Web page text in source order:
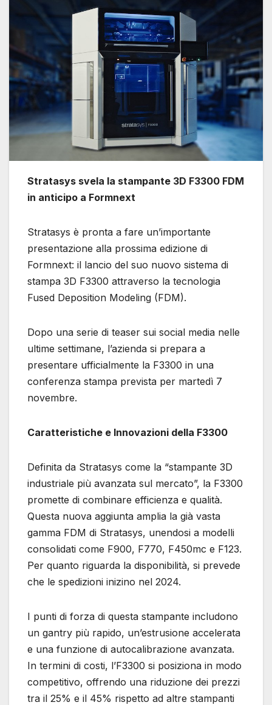
Stratasys svela la stampante 3D F3300 FDM
in anticipo a Formnext
Stratasys è pronta a fare un’importante
presentazione alla prossima edizione di
Formnext: il lancio del suo nuovo sistema di
stampa 3D F3300 attraverso la tecnologia
Fused Deposition Modeling (FDM).
Dopo una serie di teaser sui social media nelle
ultime settimane, l’azienda si prepara a
presentare ufficialmente la F3300 in una
conferenza stampa prevista per martedì 7
novembre.
Caratteristiche e Innovazioni della F3300
Definita da Stratasys come la “stampante 3D
industriale più avanzata sul mercato”, la F3300
promette di combinare efficienza e qualità.
Questa nuova aggiunta amplia la già vasta
gamma FDM di Stratasys, unendosi a modelli
consolidati come F900, F770, F450mc e F123.
Per quanto riguarda la disponibilità, si prevede
che le spedizioni inizino nel 2024.
I punti di forza di questa stampante includono
un gantry più rapido, un’estrusione accelerata
e una funzione di autocalibrazione avanzata.
In termini di costi, l’F3300 si posiziona in modo
competitivo, offrendo una riduzione dei prezzi
tra il 25% e il 45% rispetto ad altre stampanti